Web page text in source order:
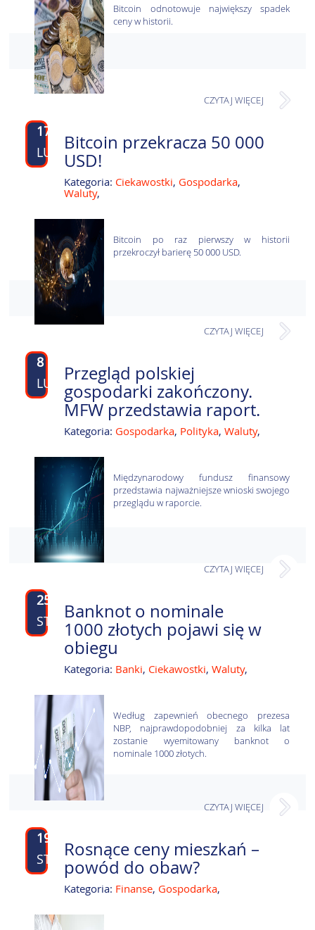
Bitcoin odnotowuje największy spadek
ceny w historii.
CZYTAJ WIĘCEJ
17
LUT
Bitcoin przekracza 50 000
USD!
Kategoria: Ciekawostki, Gospodarka,
Waluty,
Bitcoin po raz pierwszy w historii
przekroczył barierę 50 000 USD.
CZYTAJ WIĘCEJ
8
LUT
Przegląd polskiej
gospodarki zakończony.
MFW przedstawia raport.
Kategoria: Gospodarka, Polityka, Waluty,
Międzynarodowy fundusz finansowy
przedstawia najważniejsze wnioski swojego
przeglądu w raporcie.
CZYTAJ WIĘCEJ
25
STY
Banknot o nominale
1000 złotych pojawi się w
obiegu
Kategoria: Banki, Ciekawostki, Waluty,
Według zapewnień obecnego prezesa
NBP, najprawdopodobniej za kilka lat
zostanie wyemitowany banknot o
nominale 1000 złotych.
CZYTAJ WIĘCEJ
19
STY
Rosnące ceny mieszkań –
powód do obaw?
Kategoria: Finanse, Gospodarka,